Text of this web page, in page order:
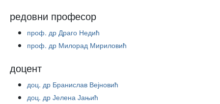
редовни професор
проф. др Драго Недић
проф. др Милорад Мириловић
доцент
доц. др Бранислав Вејновић
доц. др Јелена Јањић